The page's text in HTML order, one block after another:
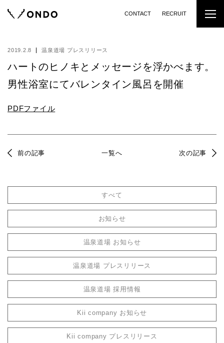
CONTACT RECRUIT
2019.2.8 温泉道場 プレスリリース
ハートのヒノキとメッセージを浮かべます。
男性浴室にてバレンタイン⾵呂を開催
PDFファイル
前の記事 一覧へ 次の記事
すべて
お知らせ
温泉道場 お知らせ
温泉道場 プレスリリース
温泉道場 採用情報
Kii company お知らせ
Kii company プレスリリース